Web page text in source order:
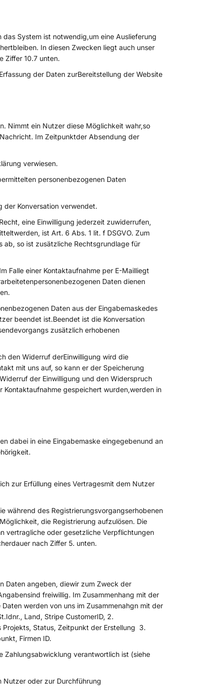
System ist notwendig,um eine Auslieferung
In diesen Zwecken liegt auch unser
Ziffer 10.7 unten.
der Daten zurBereitstellung der Website
Nimmt ein Nutzer diese Möglichkeit wahr,so
Im Zeitpunktder Absendung der
verwiesen.
personenbezogenen Daten
Konversation verwendet.
eine Einwilligung jederzeit zuwiderrufen,
ist Art. 6 Abs. 1 lit. f DSGVO. Zum
ab, so ist zusätzliche Rechtsgrundlage für
Falle einer Kontaktaufnahme per E-Mailliegt
Daten dienen
Daten aus der Eingabemaskedes
beendet ist.Beendet ist die Konversation
zusätzlich erhobenen
den Widerruf derEinwilligung wird die
mit uns auf, so kann er der Speicherung
der Einwilligung und den Widerspruch
gespeichert wurden,werden in
dabei in eine Eingabemaske eingegebenund an
zur Erfüllung eines Vertragesmit dem Nutzer
während des Registrierungsvorgangserhobenen
die Registrierung aufzulösen. Die
vertragliche oder gesetzliche Verpflichtungen
nach Ziffer 5. unten.
Daten angeben, diewir zum Zweck der
freiwillig. Im Zusammenhang mit der
werden von uns im Zusammenahgn mit der
Land, Stripe CustomerID, 2.
Projekts, Status, Zeitpunkt der Erstellung 3.
Firmen ID.
Zahlungsabwicklung verantwortlich ist (siehe
oder zur Durchführung